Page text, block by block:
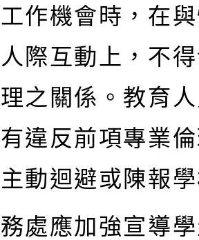
作機會時，在
際互動上，不
之關係。教育
違反前項專業
動迴避或陳報
處應加強宣導